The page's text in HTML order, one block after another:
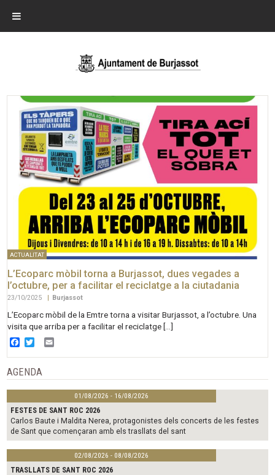
ACTUALITAT
L’Ecoparc mòbil torna a Burjassot, dues vegades a
l’octubre, per a facilitar el reciclatge a la ciutadania
23/10/2025 Burjassot
L’Ecoparc mòbil de la Emtre torna a visitar Burjassot, a l’octubre. Una
visita que arriba per a facilitar el reciclatge […]
Facebook
Twitter
AGENDA
01/08/2026 - 16/08/2026
FESTES DE SANT ROC 2026
Carlos Baute i Maldita Nerea, protagonistes dels concerts de les festes
de Sant que començaran amb els trasllats del sant
02/08/2026 - 08/08/2026
TRASLLATS DE SANT ROC 2026